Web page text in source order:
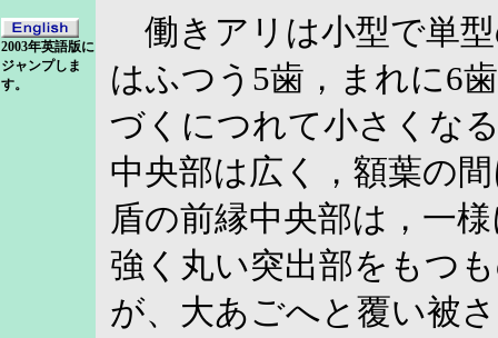
2003年英語版に
ジャンプしま
す。
働きアリは小型で単
はふつう5歯，まれに6
づくにつれて小さくな
中央部は広く，額葉の
盾の前縁中央部は，一
強く丸い突出部をもつ
が、大あごへと覆い被